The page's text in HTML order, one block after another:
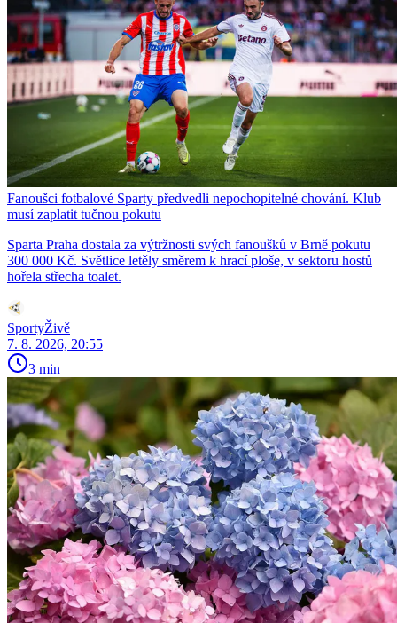
Fanoušci fotbalové Sparty předvedli nepochopitelné chování. Klub
musí zaplatit tučnou pokutu
Sparta Praha dostala za výtržnosti svých fanoušků v Brně pokutu
300 000 Kč. Světlice letěly směrem k hrací ploše, v sektoru hostů
hořela střecha toalet.
SportyŽivě
7. 8. 2026, 20:55
3 min